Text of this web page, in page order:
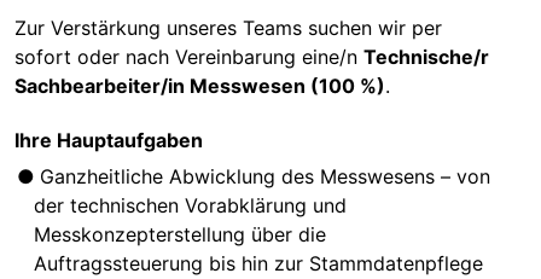
Zur Verstärkung unseres Teams suchen wir per
sofort oder nach Vereinbarung eine/n Technische/r
Sachbearbeiter/in Messwesen (100 %).
Ihre Hauptaufgaben
Ganzheitliche Abwicklung des Messwesens – von
der technischen Vorabklärung und
Messkonzepterstellung über die
Auftragssteuerung bis hin zur Stammdatenpflege